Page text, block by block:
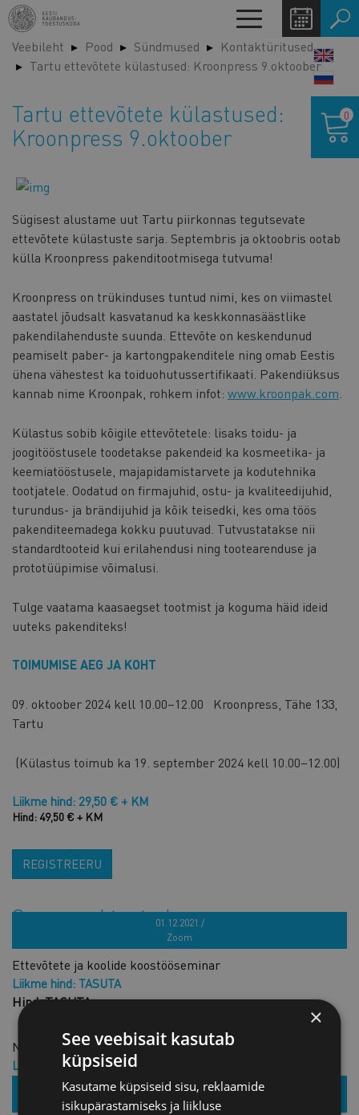
Liigu
edasi
põhisisu
juurde
Toggle
navigation
Veebileht Pood Sündmused
Kontaktüritused
Tartu ettevõtete külastused: Kroonpress 9.oktoober
Tartu ettevõtete külastused:
Kroonpress 9.oktoober
Sügisest alustame uut Tartu piirkonnas tegutsevate
ettevõtete külastuste sarja. Septembris ja oktoobris ootab
külla Kroonpress pakenditootmisega tutvuma!
Kroonpress on trükinduses tuntud nimi, kes on viimastel
aastatel jõudsalt kasvatanud ka keskkonnasäästlike
pakendilahenduste suunda. Ettevõte on keskendunud
peamiselt paber- ja kartongpakenditele ning omab Eestis
ühena vähestest ka toiduohutussertifikaati. Pakendiüksus
kannab nime Kroonpak, rohkem infot: www.kroonpak.com
Külastus sobib kõigile ettevõtetele: lisaks toidu- ja
joogitööstusele toodetakse pakendeid ka kosmeetika- ja
keemiatööstusele, majapidamistarvete ja kodutehnika
tootjatele. Oodatud on firmajuhid, ostu- ja kvaliteedijuhid,
turundus- ja brändijuhid ja kõik teisedki, kes oma töös
pakenditeemadega kokku puutuvad. Tutvustatakse nii
standardtooteid kui erilahendusi ning tootearenduse ja
prototüüpimise võimalusi.
Tulge vaatama kaasaegset tootmist ja koguma häid ideid
uuteks pakenditeks!
TOIMUMISE AEG JA KOHT
09. oktoober 2024 kell 10.00–12.00 Kroonpress, Tähe 133,
Tartu
(Külastus toimub ka 19. september 2024 kell 10.00–12.00)
Liikme hind: 29,50 € + KM
Hind: 49,50 € + KM
REGISTREERU
Sarnased tooted01.12.2021 /
Zoom
Ettevõtete ja koolide koostööseminar
Liikme hind: TASUTA
Hind: TASUTA
Naisjuhtide väljasõit Tartusse
Liikme hind: 299,00 € + KM
Hind: 599,00 € + KM
17.03.2022 /
Veebis
0
×
See veebisait kasutab
küpsiseid
Kasutame küpsiseid sisu, reklaamide
isikupärastamiseks ja liikluse